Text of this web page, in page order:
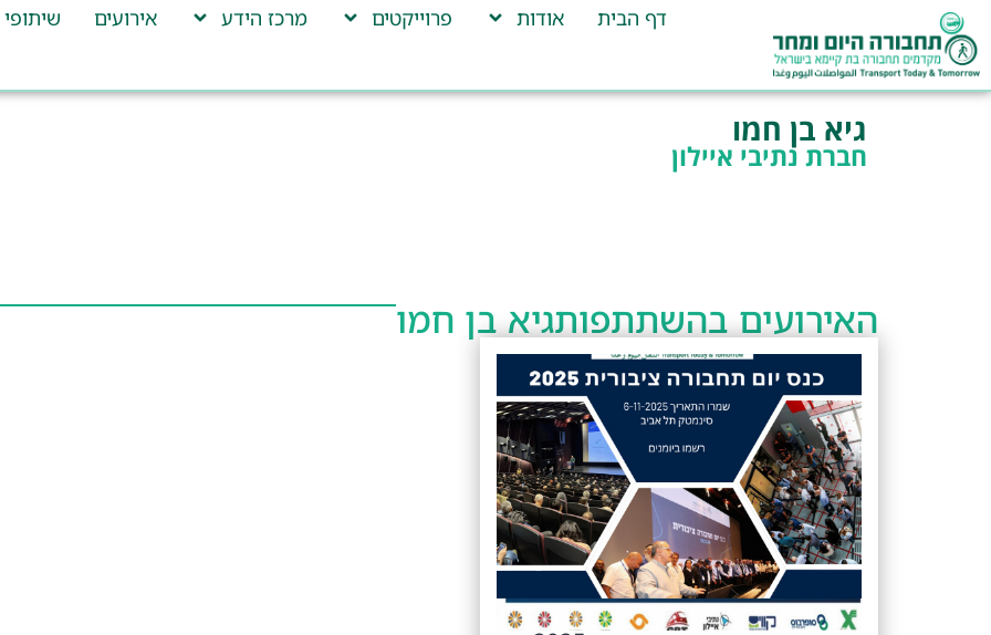
דף הבית אודות פרוייקטים מרכז הידע אירועים
גיא בן חמו
חברת נתיבי איילון
האירועים בהשתתפותגיא בן חמו